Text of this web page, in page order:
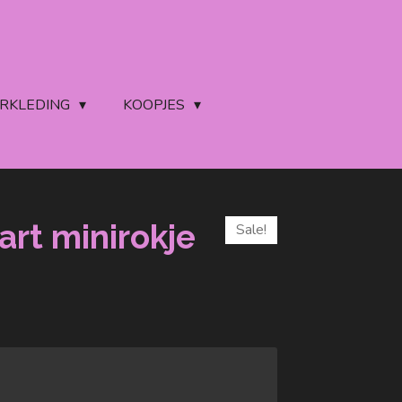
KOOPJES
minirokje Sale!